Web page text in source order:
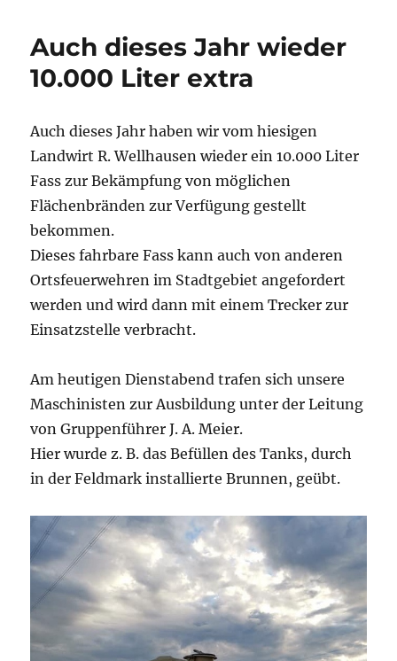
Auch dieses Jahr wieder
10.000 Liter extra
Auch dieses Jahr haben wir vom hiesigen
Landwirt R. Wellhausen wieder ein 10.000 Liter
Fass zur Bekämpfung von möglichen
Flächenbränden zur Verfügung gestellt
bekommen.
Dieses fahrbare Fass kann auch von anderen
Ortsfeuerwehren im Stadtgebiet angefordert
werden und wird dann mit einem Trecker zur
Einsatzstelle verbracht.
Am heutigen Dienstabend trafen sich unsere
Maschinisten zur Ausbildung unter der Leitung
von Gruppenführer J. A. Meier.
Hier wurde z. B. das Befüllen des Tanks, durch
in der Feldmark installierte Brunnen, geübt.